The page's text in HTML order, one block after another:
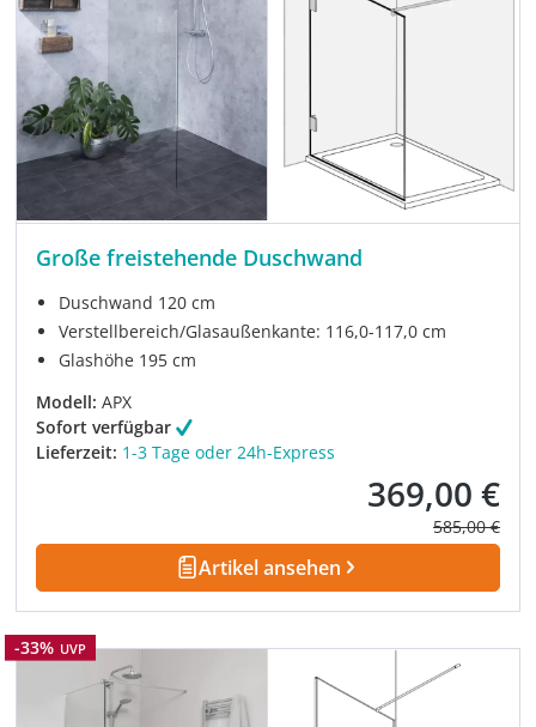
Große freistehende Duschwand
Duschwand 120 cm
Verstellbereich/Glasaußenkante: 116,0-117,0 cm
Glashöhe 195 cm
Modell: APX
Sofort verfügbar
Lieferzeit: 1-3 Tage oder 24h-Express
Verkaufspreis:
369,00 €
Regulärer
585,00 €
Artikel ansehen
Rabatt
-33% UVP